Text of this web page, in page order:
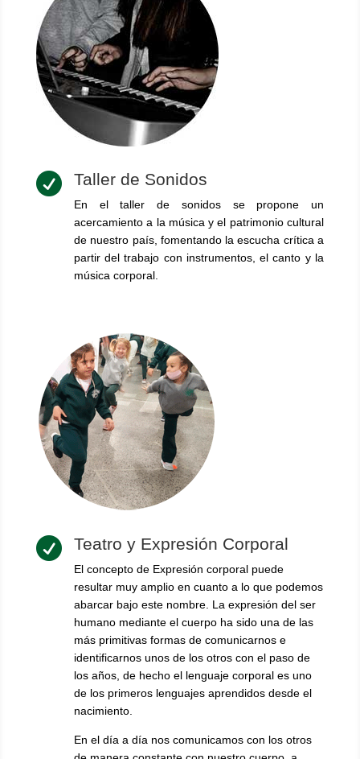
 Taller de Sonidos
En el taller de sonidos se propone un
acercamiento a la música y el patrimonio cultural
de nuestro país, fomentando la escucha crítica a
partir del trabajo con instrumentos, el canto y la
música corporal.
 Teatro y Expresión Corporal
El concepto de Expresión corporal puede
resultar muy amplio en cuanto a lo que podemos
abarcar bajo este nombre. La expresión del ser
humano mediante el cuerpo ha sido una de las
más primitivas formas de comunicarnos e
identificarnos unos de los otros con el paso de
los años, de hecho el lenguaje corporal es uno
de los primeros lenguajes aprendidos desde el
nacimiento.
En el día a día nos comunicamos con los otros